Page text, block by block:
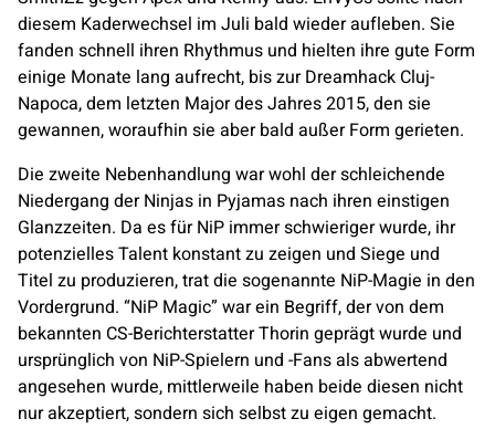
diesem Kaderwechsel im Juli bald wieder aufleben. Sie
fanden schnell ihren Rhythmus und hielten ihre gute Form
einige Monate lang aufrecht, bis zur Dreamhack Cluj-
Napoca, dem letzten Major des Jahres 2015, den sie
gewannen, woraufhin sie aber bald außer Form gerieten.
Die zweite Nebenhandlung war wohl der schleichende
Niedergang derNinjas in Pyjamas nach ihren einstigen
Glanzzeiten. Da es für NiP immer schwieriger wurde, ihr
potenzielles Talent konstant zu zeigen und Siege und
Titel zu produzieren, trat die sogenannte NiP-Magie in den
Vordergrund. “NiP Magic” war ein Begriff, der von dem
bekannten CS-Berichterstatter Thorin geprägt wurde und
ursprünglich von NiP-Spielern und -Fans als abwertend
angesehen wurde, mittlerweile haben beide diesen nicht
nur akzeptiert, sondern sich selbst zu eigen gemacht.